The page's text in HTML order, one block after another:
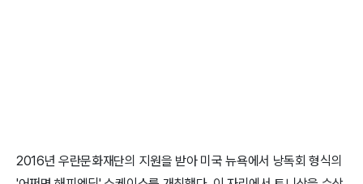
2016년 우란문화재단의 지원을 받아 미국 뉴욕에서 낭독회 형식의